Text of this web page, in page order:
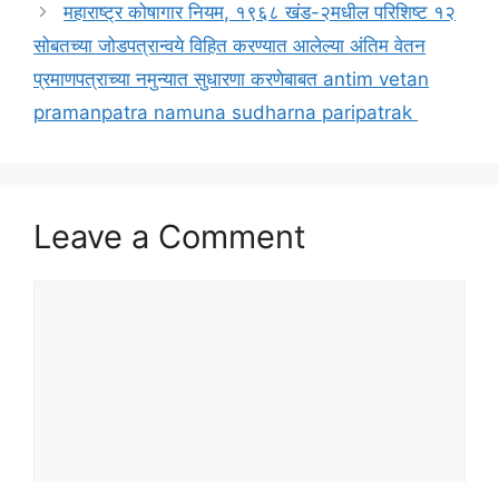
महाराष्ट्र कोषागार नियम, १९६८ खंड-२मधील परिशिष्ट १२
सोबतच्या जोडपत्रान्वये विहित करण्यात आलेल्या अंतिम वेतन
प्रमाणपत्राच्या नमुन्यात सुधारणा करणेबाबत antim vetan
pramanpatra namuna sudharna paripatrak
Leave a Comment